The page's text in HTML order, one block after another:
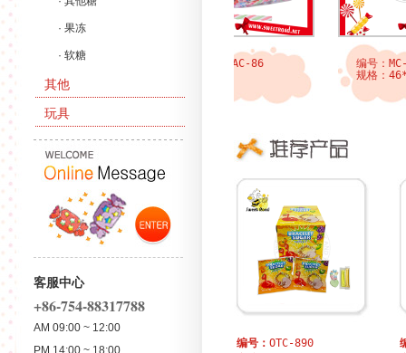
· 果冻
· 软糖
其他
玩具
客服中心
+86-754-88317788
AM 09:00 ~ 12:00
PM 14:00 ~ 18:00
编号：CCS-57
规格：29*21*34厘米
编号：MAC-86
编号：MC-
规格：
编号： OTC-890